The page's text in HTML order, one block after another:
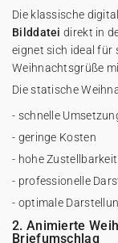
Die klassische
Bilddatei direkt in
eignet sich ideal für
Weihnachtsgrüße
Die statische
- schnelle
- geringe Kosten
- hohe Zustellbarkeit
- professionelle
- optimale
2. Animierte
Briefumschlag